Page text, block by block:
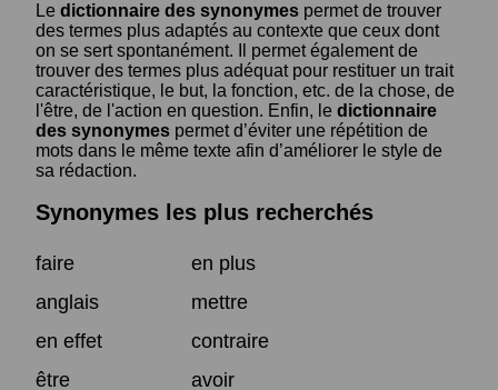
Le dictionnaire des synonymes permet de trouver
des termes plus adaptés au contexte que ceux dont
on se sert spontanément. Il permet également de
trouver des termes plus adéquat pour restituer un trait
caractéristique, le but, la fonction, etc. de la chose, de
l'être, de l'action en question. Enfin, le dictionnaire
des synonymes permet d’éviter une répétition de
mots dans le même texte afin d’améliorer le style de
sa rédaction.
Synonymes les plus recherchés
faire
en plus
anglais
mettre
en effet
contraire
être
avoir